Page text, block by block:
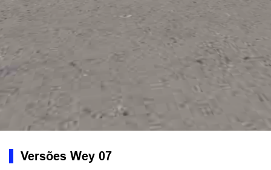
Versões Wey 07